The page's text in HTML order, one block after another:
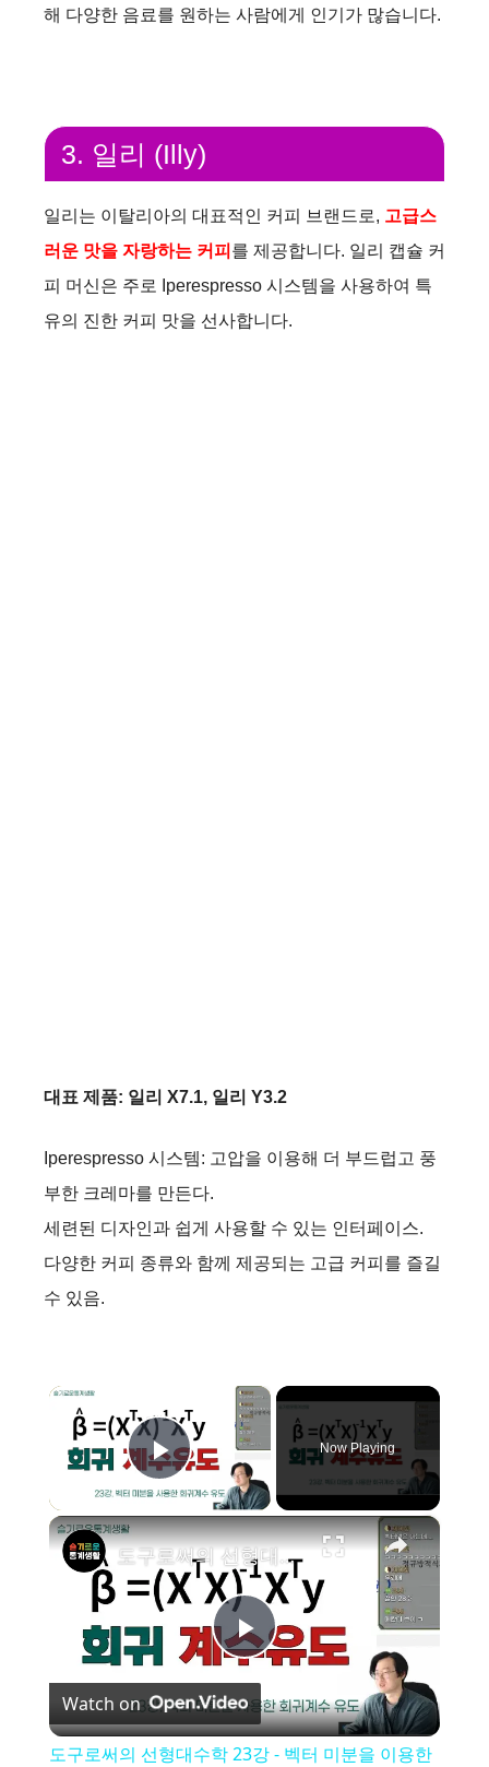
해 다양한 음료를 원하는 사람에게 인기가 많습니다.
3. 일리 (Illy)
일리는 이탈리아의 대표적인 커피 브랜드로, 고급스
러운 맛을 자랑하는 커피 를 제공합니다. 일리 캡슐 커
피 머신은 주로 Iperespresso 시스템을 사용하여 특
유의 진한 커피 맛을 선사합니다.
대표 제품: 일리 X7.1, 일리 Y3.2
Iperespresso 시스템: 고압을 이용해 더 부드럽고 풍
부한 크레마를 만든다.
세련된 디자인과 쉽게 사용할 수 있는 인터페이스.
다양한 커피 종류와 함께 제공되는 고급 커피를 즐길
수 있음.
×
Play Video
Now Playing
×
P
l
도구로써의 선형대수학 23강 - 벡터 미분을 이용한 회귀계수 유도하기
Watch on
도구로써의 선형대수학 23강 - 벡터 미분을 이용한